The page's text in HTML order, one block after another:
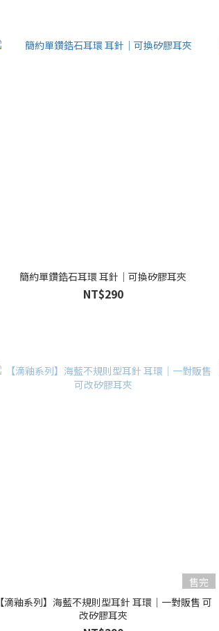
簡約單鑽鋯石耳環 耳針｜可換矽膠耳夾
NT$290
售完
【滴釉系列】海藍不規則型耳針 耳環｜一對販售 可
改矽膠耳夾